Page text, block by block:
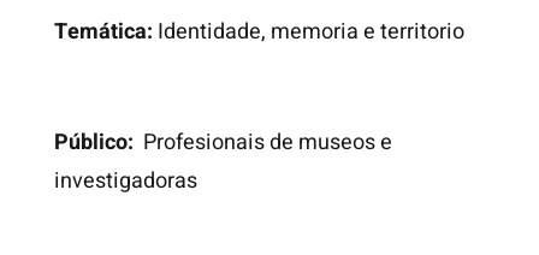
Temática: Identidade, memoria e territorio
Público: Profesionais de museos e
investigadoras